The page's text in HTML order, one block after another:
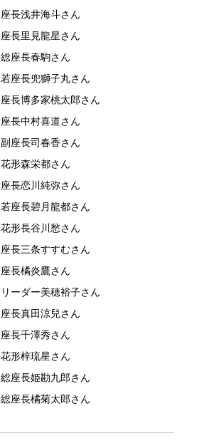
座長浅井海斗さん
座長里見龍星さん
総座長春駒さん
若座長兜獅子丸さん
座長博多家桃太郎さん
座長中村喜道さん
副座長司春香さん
花形森栄都さん
座長恋川純弥さん
若座長碧月龍都さん
花形長谷川愁さん
座長三条すすむさん
座長橘炎鷹さん
リーダー美穂裕子さん
座長真田涼兒さん
座長千澤秀さん
花形梓琉星さん
総座長姫勘九郎さん
総座長橘菊太郎さん